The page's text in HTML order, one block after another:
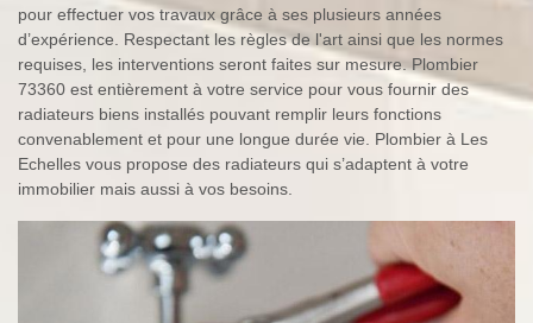
pour effectuer vos travaux grâce à ses plusieurs années
d’expérience. Respectant les règles de l'art ainsi que les normes
requises, les interventions seront faites sur mesure. Plombier
73360 est entièrement à votre service pour vous fournir des
radiateurs biens installés pouvant remplir leurs fonctions
convenablement et pour une longue durée vie. Plombier à Les
Echelles vous propose des radiateurs qui s’adaptent à votre
immobilier mais aussi à vos besoins.